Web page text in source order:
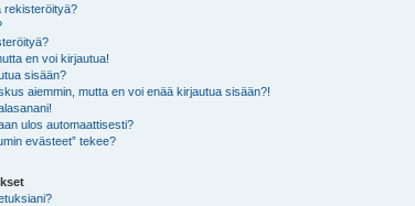
rekisteröityä?
en voi kirjautua!
sisään?
aiemmin, mutta en voi enää kirjautua sisään?!
ulos automaattisesti?
evästeet” tekee?